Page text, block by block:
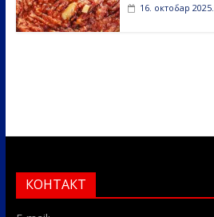
16. октобар 2025.
КОНТАКТ